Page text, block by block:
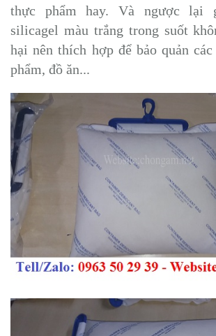
thực phẩm hay. Và ngược lại
silicagel màu trắng trong suốt
hại nên thích hợp để bảo quản
phẩm, đồ ăn...